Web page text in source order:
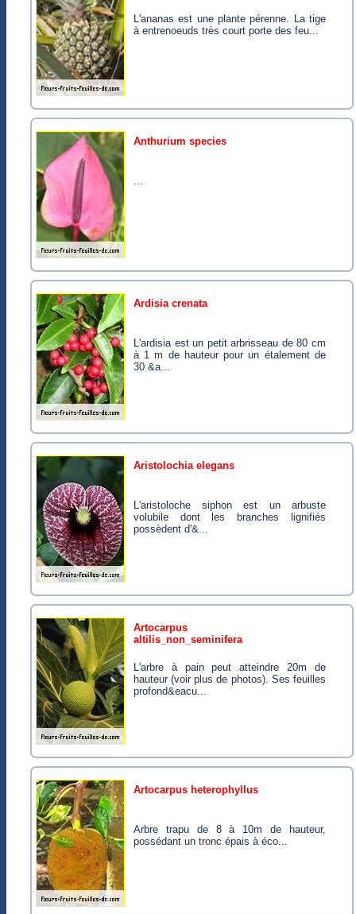
L'ananas est une plante pérenne. La tige
à entrenoeuds très court porte des feu...
anthurium species
...
ardisia crenata
L'ardisia est un petit arbrisseau de 80 cm
à 1 m de hauteur pour un étalement de
30 &a...
aristolochia elegans
l'aristoloche siphon est un arbuste
volubile dont les branches lignifiés
possèdent d'&...
artocarpus
altilis_non_seminifera
L'arbre à pain peut atteindre 20m de
hauteur (voir plus de photos). Ses feuilles
profond&eacu...
artocarpus heterophyllus
Arbre trapu de 8 à 10m de hauteur,
possédant un tronc épais à éco...